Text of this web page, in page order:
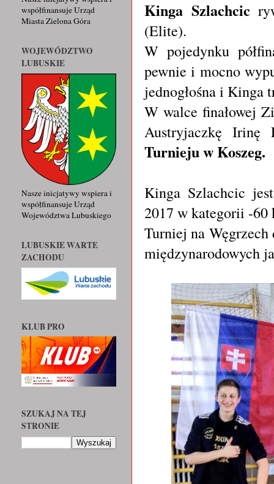
Kinga Szlachcic
(Elite).
W pojedynku
pewnie i mocno
jednogłośna i Kinga
W walce finałowej
Austryjaczkę
Turnieju w Koszeg.
Kinga Szlachcic
2017 w kategorii -
Turniej na
międzynarodowych
współfinansuje Urząd
Miasta Zielona Góra
WOJEWÓDZTWO
LUBUSKIE
Nasze inicjatywy wspiera i
współfinansuje Urząd
Województwa Lubuskiego
LUBUSKIE WARTE
ZACHODU
KLUB PRO
SZUKAJ NA TEJ
STRONIE